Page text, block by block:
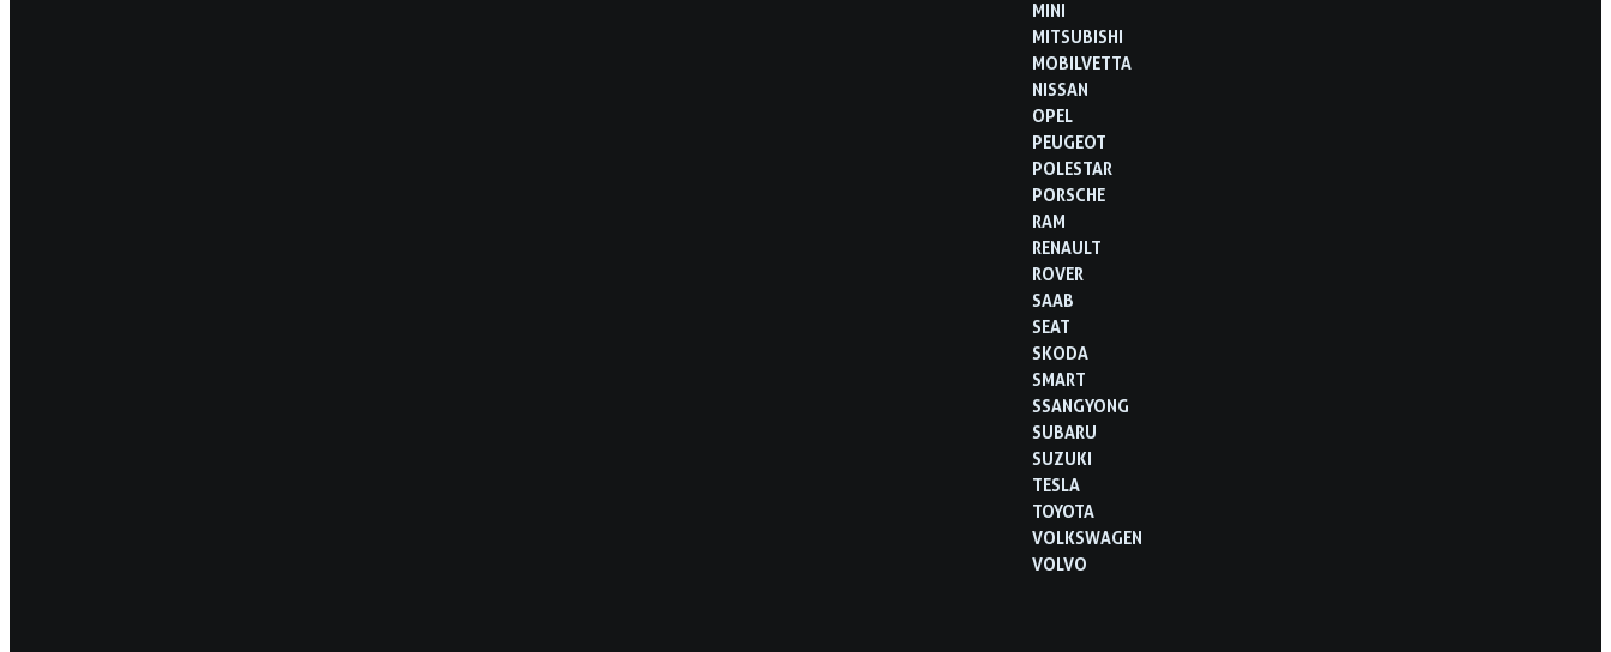
MINI
MITSUBISHI
MOBILVETTA
NISSAN
OPEL
PEUGEOT
POLESTAR
PORSCHE
RAM
RENAULT
ROVER
SAAB
SEAT
SKODA
SMART
SSANGYONG
SUBARU
SUZUKI
TESLA
TOYOTA
VOLKSWAGEN
VOLVO